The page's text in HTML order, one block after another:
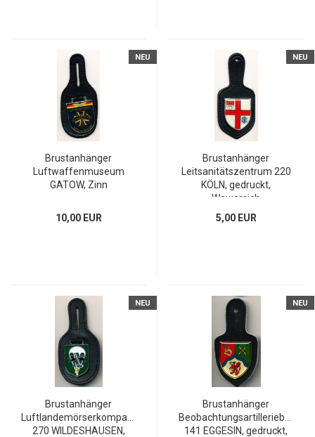
NEU
Brustanhänger
Luftwaffenmuseum
GATOW, Zinn
10,00 EUR
NEU
Brustanhänger
Leitsanitätszentrum 220
KÖLN, gedruckt,
Wawersich
5,00 EUR
NEU
Brustanhänger
Luftlandemörserkompanie
270 WILDESHAUSEN,
NEU
Brustanhänger
141 EGGESIN, gedruckt,